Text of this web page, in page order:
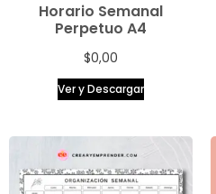
Horario Semanal
Perpetuo A4
$0,00
Ver y Descargar